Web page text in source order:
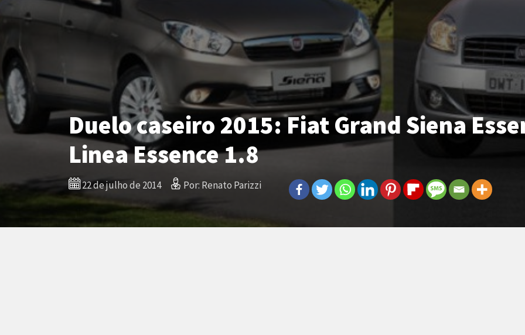
Duelo caseiro 2015: Fiat Grand Siena
Linea Essence 1.8
22 de julho de 2014 Por: Renato Parizzi